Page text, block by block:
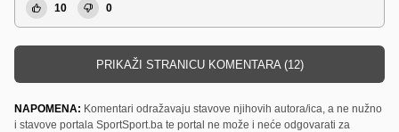
10 0
PRIKAŽI STRANICU KOMENTARA (12)
NAPOMENA: Komentari odražavaju stavove njihovih autora/ica, a ne nužno
i stavove portala SportSport.ba te portal ne može i neće odgovarati za